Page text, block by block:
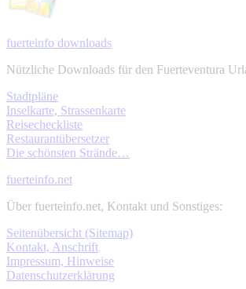
fuerteinfo downloads
Nützliche Downloads für den Fuerteventura
Stadtpläne
Inselkarte, Strassenkarte
Reisecheckliste
Restaurantübersetzer
Die schönsten Strände…
fuerteinfo.net
Über fuerteinfo.net, Kontakt und Sonstiges:
Seitenübersicht (Sitemap)
Kontakt, Anschrift
Impressum, Hinweise
Datenschutzerklärung